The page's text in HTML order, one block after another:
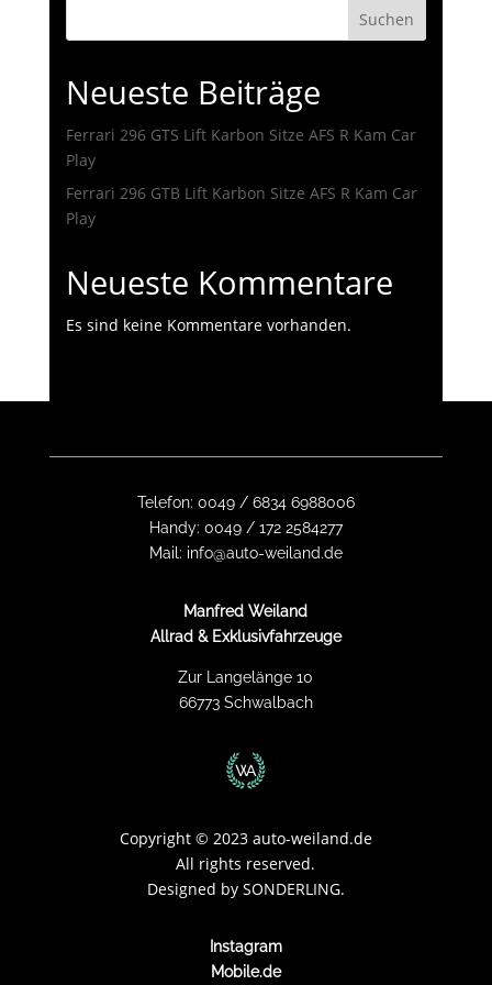
Suchen
Neueste Beiträge
Ferrari 296 GTS Lift Karbon Sitze AFS R Kam Car
Play
Ferrari 296 GTB Lift Karbon Sitze AFS R Kam Car
Play
Neueste Kommentare
Es sind keine Kommentare vorhanden.
Telefon: 0049 / 6834 6988006
Handy: 0049 / 172 2584277
Mail: info@auto-weiland.de
Manfred Weiland
Allrad & Exklusivfahrzeuge
Zur Langelänge 10
66773 Schwalbach
Copyright © 2023 auto-weiland.de
All rights reserved.
Designed by SONDERLING.
Instagram
Mobile.de